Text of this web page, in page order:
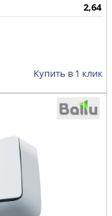
2,64
Купить в 1 клик